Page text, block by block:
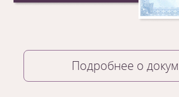
Подробнее о